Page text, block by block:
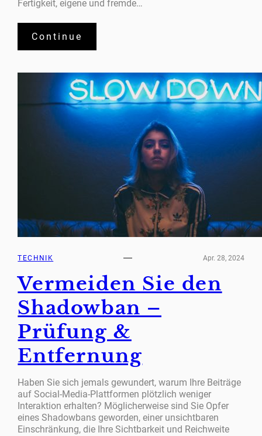
Fertigkeit, eigene und fremde…
Continue
TECHNIK Apr. 28, 2024
Vermeiden Sie den
Shadowban –
Prüfung &
Entfernung
Haben Sie sich jemals gewundert, warum Ihre Beiträge
auf Social-Media-Plattformen plötzlich weniger
Interaktion erhalten? Möglicherweise sind Sie Opfer
eines Shadowbans geworden, einer unsichtbaren
Einschränkung, die Ihre Sichtbarkeit und Reichweite